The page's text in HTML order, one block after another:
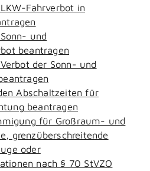
Fahrverbot in
und
beantragen
der Sonn- und
Abschaltzeiten für
beantragen
für Großraum- und
grenzüberschreitende
oder
nach § 70 StVZO